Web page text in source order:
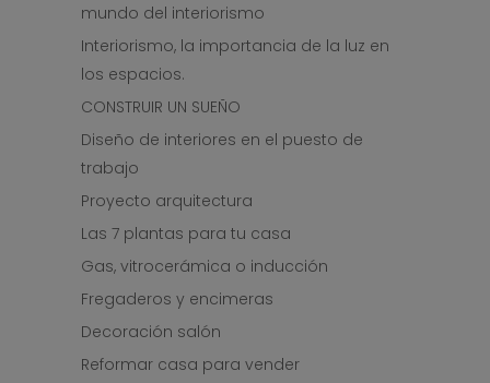
mundo del interiorismo
Interiorismo, la importancia de la luz en
los espacios.
CONSTRUIR UN SUEÑO
Diseño de interiores en el puesto de
trabajo
Proyecto arquitectura
Las 7 plantas para tu casa
Gas, vitrocerámica o inducción
Fregaderos y encimeras
Decoración salón
Reformar casa para vender